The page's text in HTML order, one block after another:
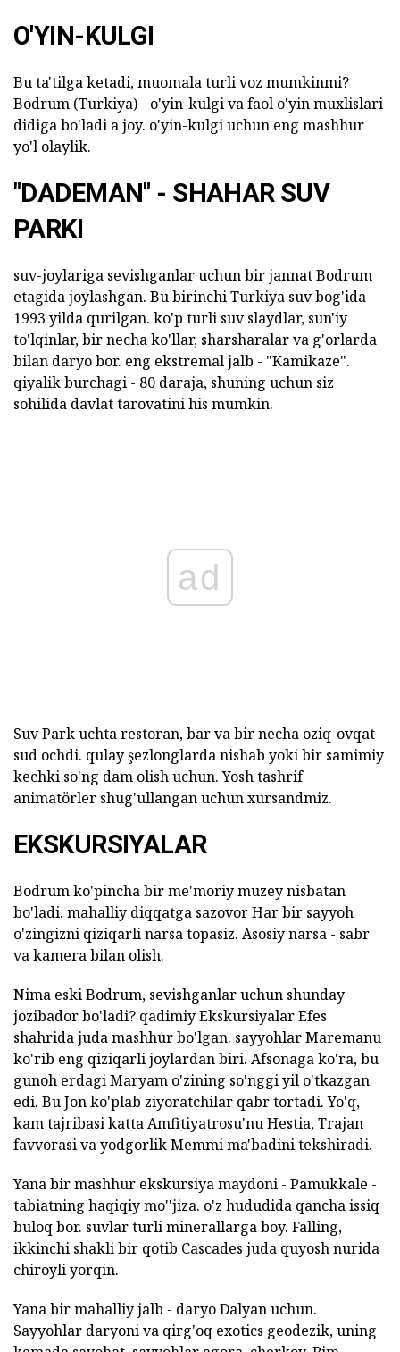
O'YIN-KULGI
Bu ta'tilga ketadi, muomala turli voz mumkinmi?
Bodrum (Turkiya) - o'yin-kulgi va faol o'yin muxlislari
didiga bo'ladi a joy. o'yin-kulgi uchun eng mashhur
yo'l olaylik.
"DADEMAN" - SHAHAR SUV
PARKI
suv-joylariga sevishganlar uchun bir jannat Bodrum
etagida joylashgan. Bu birinchi Turkiya suv bog'ida
1993 yilda qurilgan. ko'p turli suv slaydlar, sun'iy
to'lqinlar, bir necha ko'llar, sharsharalar va g'orlarda
bilan daryo bor. eng ekstremal jalb - "Kamikaze".
qiyalik burchagi - 80 daraja, shuning uchun siz
sohilida davlat tarovatini his mumkin.
ad
Suv Park uchta restoran, bar va bir necha oziq-ovqat
sud ochdi. qulay şezlonglarda nishab yoki bir samimiy
kechki so'ng dam olish uchun. Yosh tashrif
animatörler shug'ullangan uchun xursandmiz.
EKSKURSIYALAR
Bodrum ko'pincha bir me'moriy muzey nisbatan
bo'ladi. mahalliy diqqatga sazovor Har bir sayyoh
o'zingizni qiziqarli narsa topasiz. Asosiy narsa - sabr
va kamera bilan olish.
Nima eski Bodrum, sevishganlar uchun shunday
jozibador bo'ladi? qadimiy Ekskursiyalar Efes
shahrida juda mashhur bo'lgan. sayyohlar Maremanu
ko'rib eng qiziqarli joylardan biri. Afsonaga ko'ra, bu
gunoh erdagi Maryam o'zining so'nggi yil o'tkazgan
edi. Bu Jon ko'plab ziyoratchilar qabr tortadi. Yo'q,
kam tajribasi katta Amfitiyatrosu'nu Hestia, Trajan
favvorasi va yodgorlik Memmi ma'badini tekshiradi.
Yana bir mashhur ekskursiya maydoni - Pamukkale -
tabiatning haqiqiy mo''jiza. o'z hududida qancha issiq
buloq bor. suvlar turli minerallarga boy. Falling,
ikkinchi shakli bir qotib Cascades juda quyosh nurida
chiroyli yorqin.
Yana bir mahalliy jalb - daryo Dalyan uchun.
Sayyohlar daryoni va qirg'oq exotics geodezik, uning